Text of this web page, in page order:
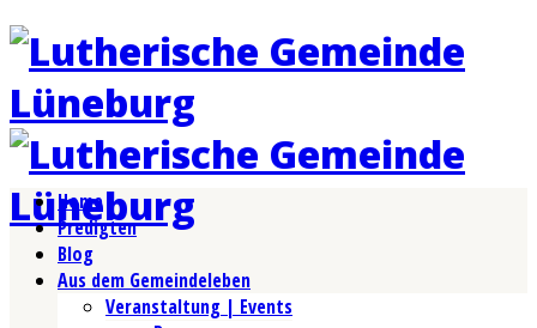
Home
Predigten
Blog
Aus dem Gemeindeleben
Veranstaltung | Events